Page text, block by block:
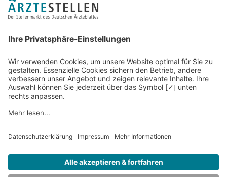
Recruiting-Podcast
Kontakt
Datenschutz
Newsletter